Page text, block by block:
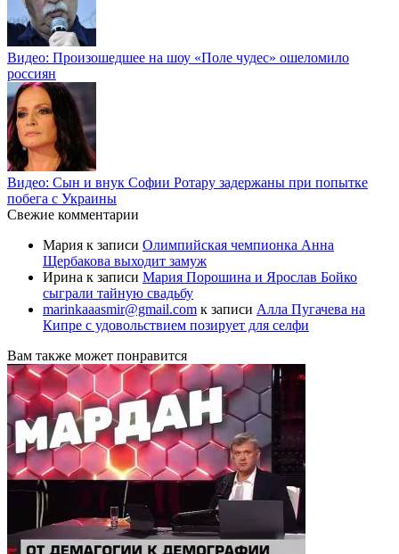
Видео: Произошедшее на шоу «Поле чудес» ошеломило
россиян
Видео: Сын и внук Софии Ротару задержаны при попытке
побега с Украины
Свежие комментарии
Мария к записи Олимпийская чемпионка Анна
Щербакова выходит замуж
Ирина к записи Мария Порошина и Ярослав Бойко
сыграли тайную свадьбу
marinkaaasmir@gmail.com к записи Алла Пугачева на
Кипре с удовольствием позирует для селфи
Вам также может понравится